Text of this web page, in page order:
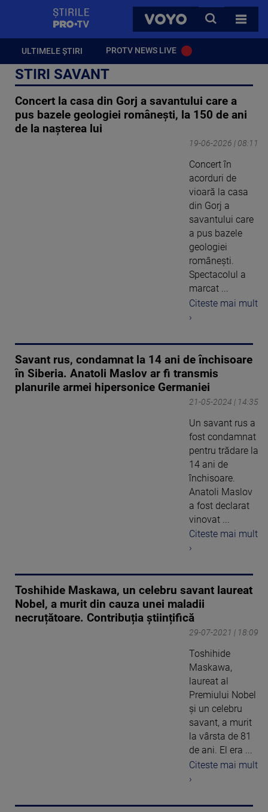
VOYO
CAUTA
TOATE
ULTIMELE ȘTIRI PROTV NEWS LIVE
STIRI SAVANT
Concert la casa din Gorj a savantului care a
pus bazele geologiei românești, la 150 de ani
de la nașterea lui
19-06-2026 | 08:11
Concert în
acorduri de
vioară la casa
din Gorj a
savantului care
a pus bazele
geologiei
românești.
Spectacolul a
marcat ...
Citeste mai mult
›
Savant rus, condamnat la 14 ani de închisoare
în Siberia. Anatoli Maslov ar fi transmis
planurile armei hipersonice Germaniei
21-05-2024 | 14:35
Un savant rus a
fost condamnat
pentru trădare la
14 ani de
închisoare.
Anatoli Maslov
a fost declarat
vinovat ...
Citeste mai mult
›
Toshihide Maskawa, un celebru savant laureat
Nobel, a murit din cauza unei maladii
necruțătoare. Contribuția științifică
29-07-2021 | 18:09
Toshihide
Maskawa,
laureat al
Premiului Nobel
și un celebru
savant, a murit
la vârsta de 81
de ani. El era ...
Citeste mai mult
›